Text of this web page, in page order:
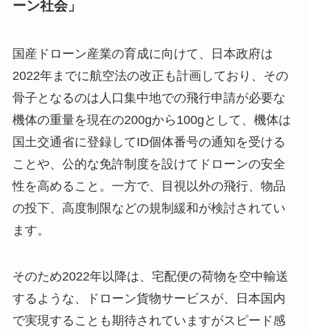
ーン社会」
国産ドローン産業の育成に向けて、日本政府は
2022年までに航空法の改正も計画しており、その
骨子となるのは人口集中地での飛行申請が必要な
機体の重量を現在の200gから100gとして、機体は
国土交通省に登録してID個体番号の通知を受ける
ことや、公的な免許制度を設けてドローンの安全
性を高めること。一方で、目視以外の飛行、物品
の投下、高度制限などの規制緩和が検討されてい
ます。
そのため2022年以降は、宅配便の荷物を空中輸送
するような、ドローン貨物サービスが、日本国内
で実現することも期待されていますがスピード感